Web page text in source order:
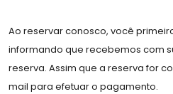
Ao reservar conosco, você
informando que recebemos com
reserva. Assim que a reserva for
mail para efetuar o pagamento.